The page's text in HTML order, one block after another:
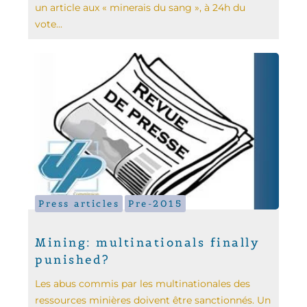
un article aux « minerais du sang », à 24h du
vote...
Press articles Pre-2015
Mining: multinationals finally
punished?
Les abus commis par les multinationales des
ressources minières doivent être sanctionnés. Un